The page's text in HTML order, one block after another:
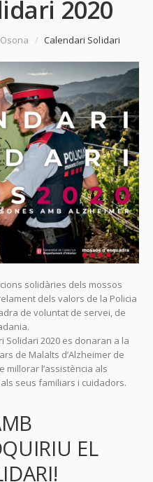
2020
/ Calendari Solidari
solidàries dels mossos
dels valors de la Policia
de voluntat de servei, de
Solidari 2020 es donaran a la
de Malalts d’Alzheimer de
millorar l’assistència als
seus familiars i cuidadors.
EL